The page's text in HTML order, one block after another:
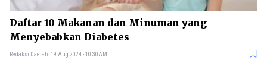
Daftar 10 Makanan dan Minuman yang
Menyebabkan Diabetes
Redaksi Daerah 19 Aug 2024 - 10:30AM